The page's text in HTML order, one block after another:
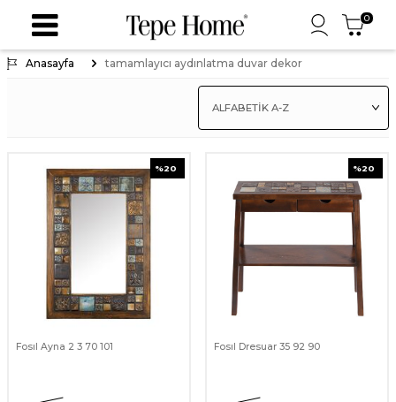
0
Anasayfa tamamlayıcı aydınlatma duvar dekor
%20
Fosıl Ayna 2 3 70 101
%20
Fosıl Dresuar 35 92 90